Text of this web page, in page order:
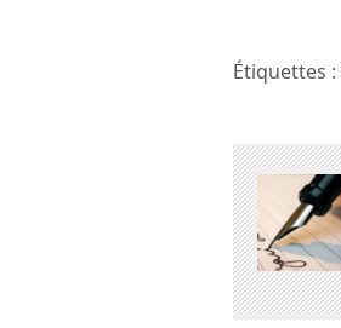
Étiquettes :